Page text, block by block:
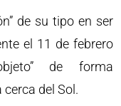
de su tipo en ser
el 11 de febrero
de forma
del Sol.